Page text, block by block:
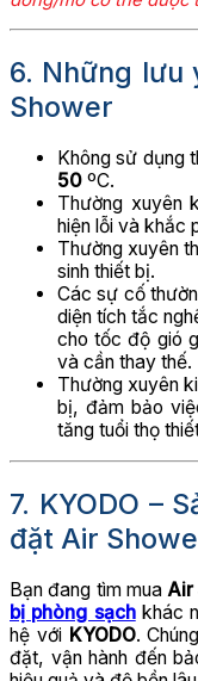
6. Những lưu
Shower
Không sử dụng
50 ºC.
Thường xuyên
hiện lỗi và khắc
Thường xuyên
sinh thiết bị.
Các sự cố
diện tích tắc
cho tốc độ gió
và cần thay thế.
Thường xuyên
bị, đảm bảo
tăng tuổi thọ
7. KYODO –
đặt Air
Bạn đang tìm muaAir
bị phòng sạchkhác
hệ với KYODO.
đặt, vận hành đến